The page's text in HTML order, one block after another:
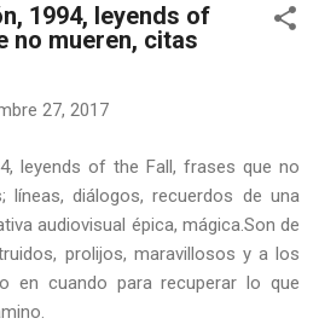
1994, leyends of
no mueren, citas
27, 2017
leyends of the Fall, frases que no
líneas, diálogos, recuerdos de una
audiovisual épica, mágica.Son de
prolijos, maravillosos y a los
en cuando para recuperar lo que